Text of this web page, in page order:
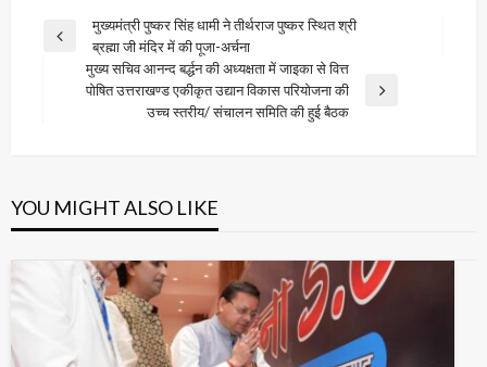
Post
navigation
Previous
मुख्यमंत्री पुष्कर सिंह धामी ने तीर्थराज पुष्कर स्थित श्री
ब्रह्मा जी मंदिर में की पूजा-अर्चना
Next
मुख्य सचिव आनन्द बर्द्धन की अध्यक्षता में जाइका से वित्त
पोषित उत्तराखण्ड एकीकृत उद्यान विकास परियोजना की
उच्च स्तरीय/ संचालन समिति की हुई बैठक
YOU MIGHT ALSO LIKE